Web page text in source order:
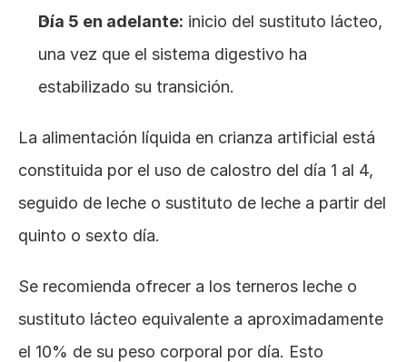
Día 5 en adelante: inicio del sustituto lácteo,
una vez que el sistema digestivo ha
estabilizado su transición.
La alimentación líquida en crianza artificial está
constituida por el uso de calostro del día 1 al 4,
seguido de leche o sustituto de leche a partir del
quinto o sexto día.
Se recomienda ofrecer a los terneros leche o
sustituto lácteo equivalente a aproximadamente
el 10% de su peso corporal por día. Esto